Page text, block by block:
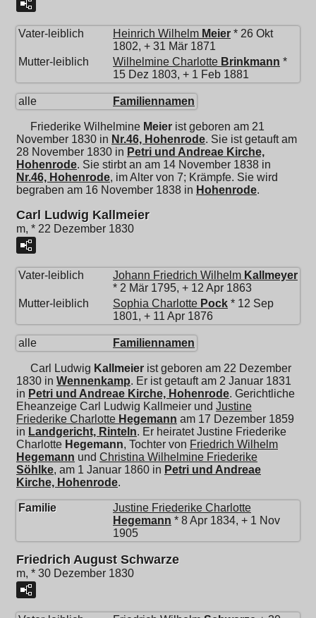
Vater-leiblich Heinrich Wilhelm Meier * 26 Okt
1802, + 31 Mär 1871
Mutter-leiblich
Wilhelmine Charlotte Brinkmann *
15 Dez 1803, + 1 Feb 1881
alle Familiennamen
Friederike Wilhelmine Meier ist geboren am 21
November 1830 in Nr.46, Hohenrode. Sie ist getauft am
28 November 1830 in Petri und Andreae Kirche,
Hohenrode. Sie stirbt an am 14 November 1838 in
Nr.46, Hohenrode, im Alter von 7; Krämpfe. Sie wird
begraben am 16 November 1838 in Hohenrode.
Carl Ludwig Kallmeier
m, * 22 Dezember 1830
Vater-leiblich Johann Friedrich Wilhelm Kallmeyer
* 2 Mär 1795, + 12 Apr 1863
Mutter-leiblich
Sophia Charlotte Pock * 12 Sep
1801, + 11 Apr 1876
alle Familiennamen
Carl Ludwig Kallmeier ist geboren am 22 Dezember
1830 in Wennenkamp. Er ist getauft am 2 Januar 1831
in Petri und Andreae Kirche, Hohenrode. Gerichtliche
Eheanzeige Carl Ludwig Kallmeier und Justine
Friederike Charlotte Hegemann am 17 Dezember 1859
in Landgericht, Rinteln. Er heiratetJustine Friederike
Charlotte Hegemann, Tochter von Friedrich Wilhelm
Hegemann und Christina Wilhelmine Friederike
Söhlke, am 1 Januar 1860 in Petri und Andreae
Kirche, Hohenrode.
Familie
Justine Friederike Charlotte
Hegemann * 8 Apr 1834, + 1 Nov
1905
Friedrich August Schwarze
m, * 30 Dezember 1830